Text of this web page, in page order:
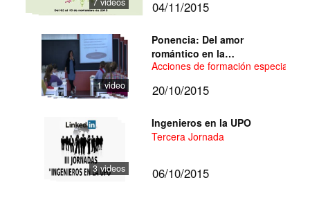
04/11/2015
1 video
Ponencia: Del amor
romántico en la
adolescencia a la violencia
Acciones de formación
20/10/2015
3 videos
Ingenieros en la UPO
Tercera Jornada
06/10/2015